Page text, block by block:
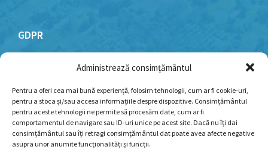
Administrează consimțământul
Pentru a oferi cea mai bună experiență, folosim tehnologii, cum ar fi cookie-uri,
pentru a stoca și/sau accesa informațiile despre dispozitive. Consimțământul
pentru aceste tehnologii ne permite să procesăm date, cum ar fi
comportamentul de navigare sau ID-uri unice pe acest site. Dacă nu îți dai
consimțământul sau îți retragi consimțământul dat poate avea afecte negative
asupra unor anumite funcționalități și funcții.
GDPR
Politică cookie-uri
Politica de confidențialitate
Termeni și condiții